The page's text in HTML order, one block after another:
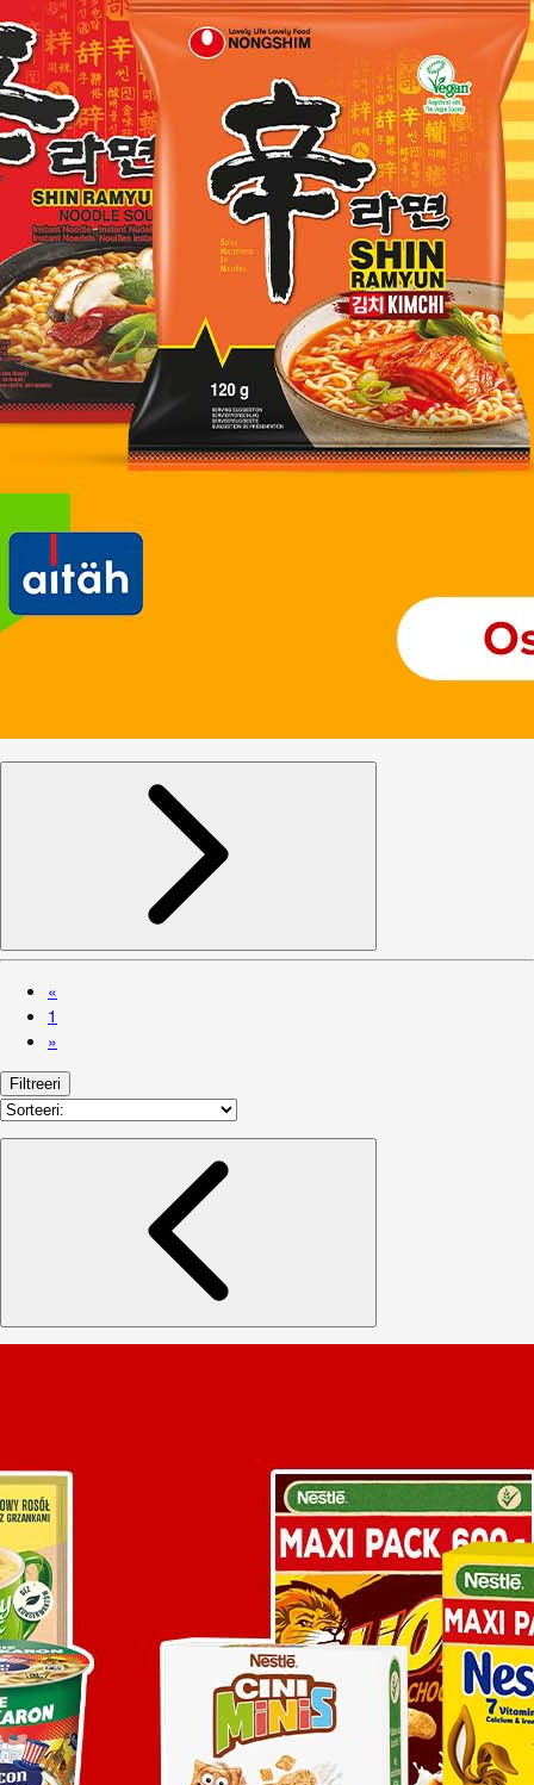
«
1
»
Filtreeri